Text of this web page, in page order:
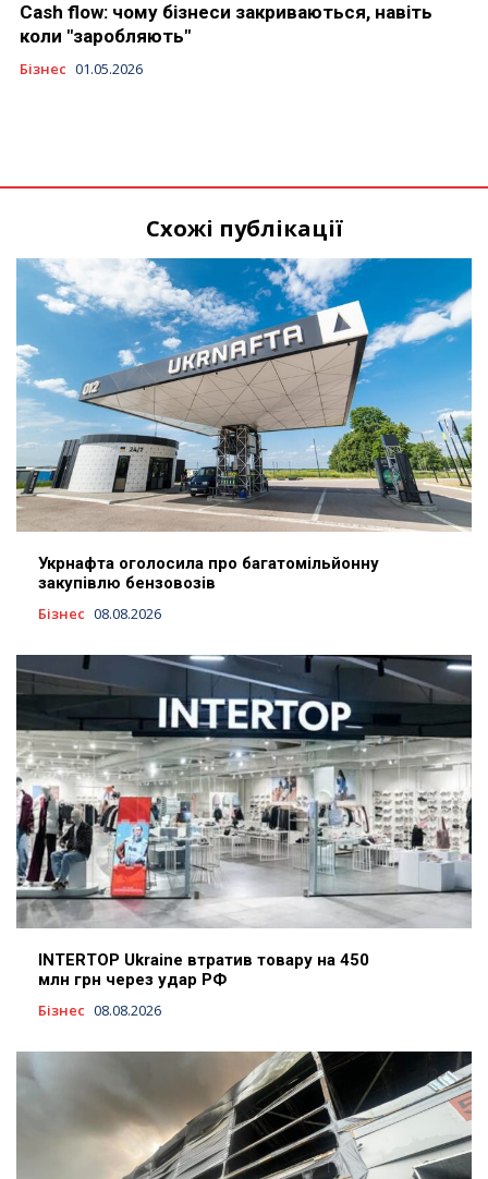
Cash flow: чому бізнеси закриваються, навіть
коли "заробляють"
Бізнес 01.05.2026
Схожі публікації
Укрнафта оголосила про багатомільйонну
закупівлю бензовозів
Бізнес 08.08.2026
INTERTOP Ukraine втратив товару на 450
млн грн через удар РФ
Бізнес 08.08.2026